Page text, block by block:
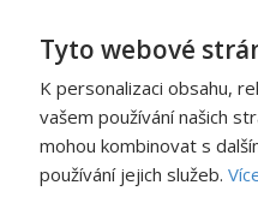
Tyto webové
K personalizaci obsahu,
vašem používání našich
mohou kombinovat s
používání jejich služeb.